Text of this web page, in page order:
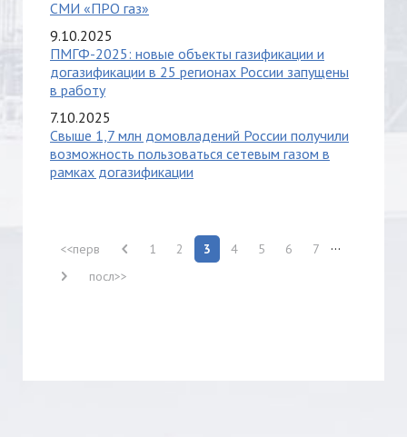
СМИ «ПРО газ»
9.10.2025
ПМГФ-2025: новые объекты газификации и
догазификации в 25 регионах России запущены
в работу
7.10.2025
Свыше 1,7 млн домовладений России получили
возможность пользоваться сетевым газом в
рамках догазификации
<<перв 1 2 3 4 5 6 7 ...
посл>>